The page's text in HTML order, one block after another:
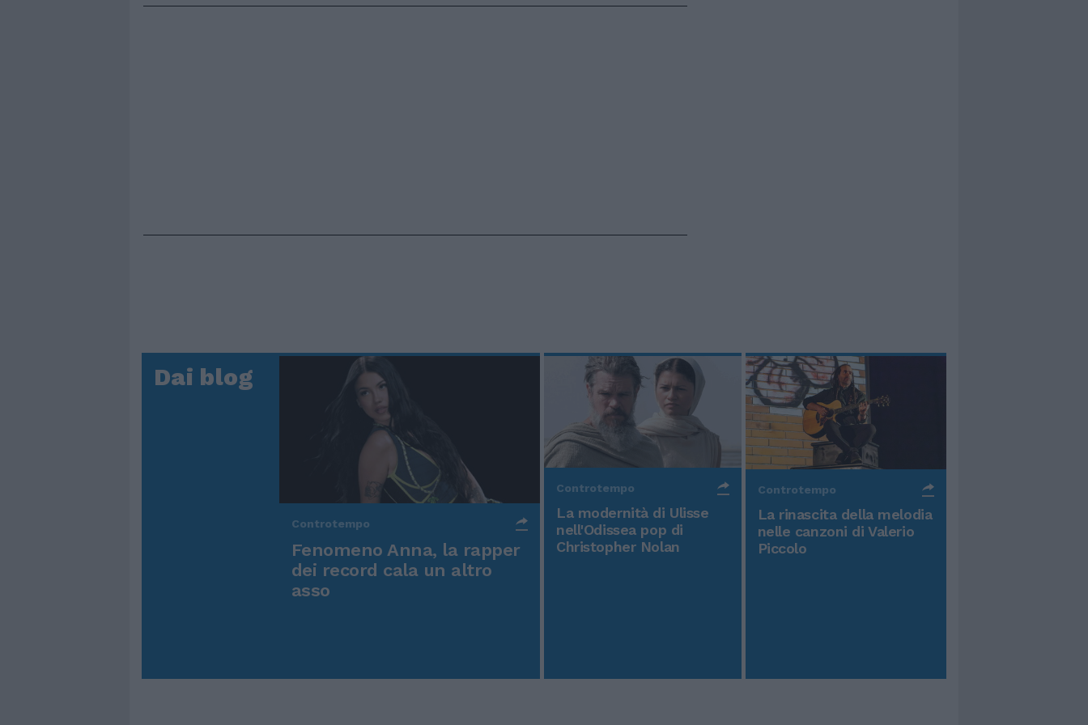
Dai blog
Controtempo
Fenomeno Anna, la rapper
dei record cala un altro
asso
Controtempo
La modernità di Ulisse
nell'Odissea pop di
Christopher Nolan
Controtempo
La rinascita della melodia
nelle canzoni di Valerio
Piccolo